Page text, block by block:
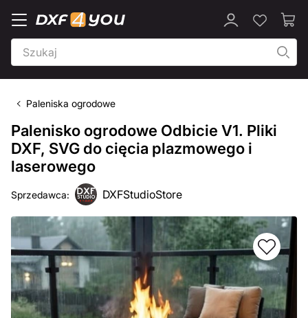
Paleniska ogrodowe
Palenisko ogrodowe Odbicie V1. Pliki
DXF, SVG do cięcia plazmowego i
laserowego
Sprzedawca: DXFStudioStore